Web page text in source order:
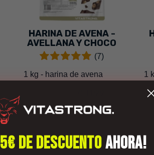
HARINA DE AVENA -
AVELLANA Y CHOCO
(7)
1 kg - harina de avena
AÑADIR A LA
1
5€ DE DESCUENTOAHORA!